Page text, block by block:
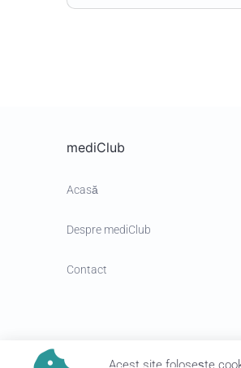
mediClub
Acasă
Despre mediClub
Contact